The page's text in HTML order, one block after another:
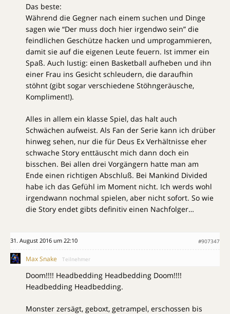
Das beste:
Während die Gegner nach einem suchen und Dinge
sagen wie “Der muss doch hier irgendwo sein” die
feindlichen Geschütze hacken und umprogammieren,
damit sie auf die eigenen Leute feuern. Ist immer ein
Spaß. Auch lustig: einen Basketball aufheben und ihn
einer Frau ins Gesicht schleudern, die daraufhin
stöhnt (gibt sogar verschiedene Stöhngeräusche,
Kompliment!).
Alles in allem ein klasse Spiel, das halt auch
Schwächen aufweist. Als Fan der Serie kann ich drüber
hinweg sehen, nur die für Deus Ex Verhältnisse eher
schwache Story enttäuscht mich dann doch ein
bisschen. Bei allen drei Vorgängern hatte man am
Ende einen richtigen Abschluß. Bei Mankind Divided
habe ich das Gefühl im Moment nicht. Ich werds wohl
irgendwann nochmal spielen, aber nicht sofort. So wie
die Story endet gibts definitiv einen Nachfolger…
31. August 2016 um 22:10 #907347
Max Snake Teilnehmer
Doom!!!! Headbedding Headbedding Doom!!!!
Headbedding Headbedding.
Monster zersägt, geboxt, getrampel, erschossen bis